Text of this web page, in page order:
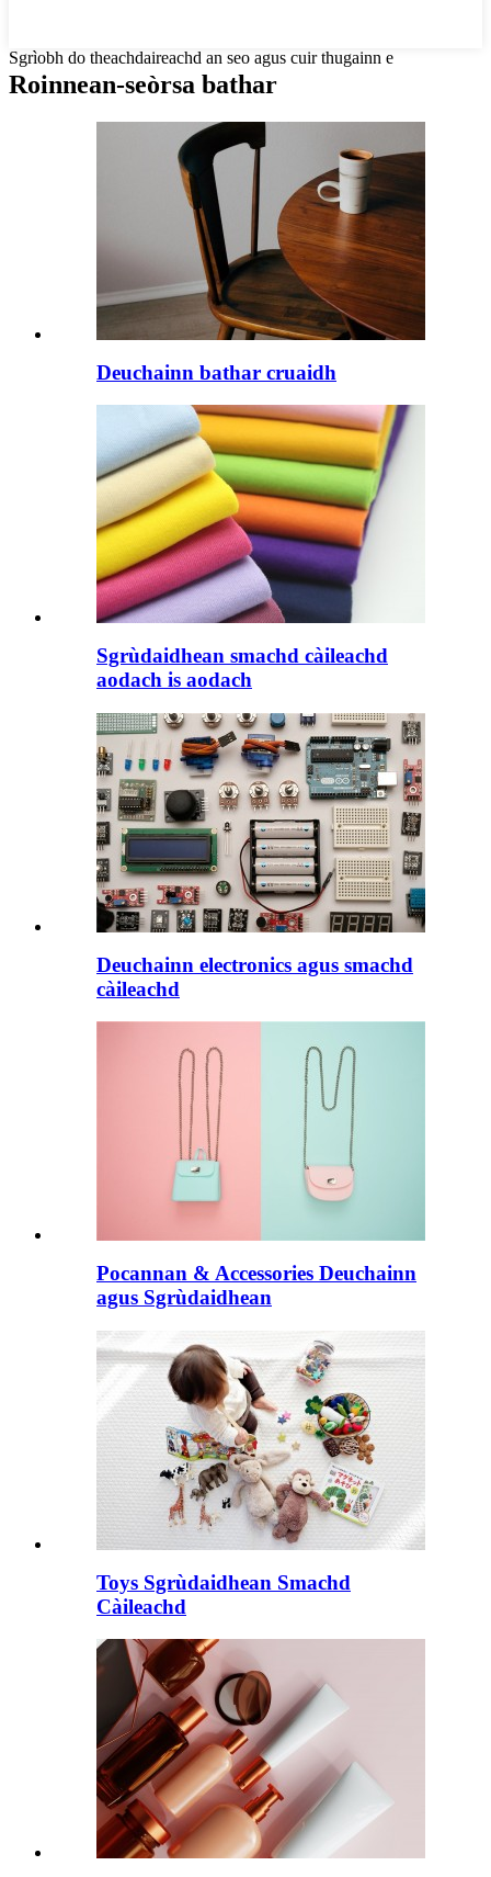
Sgrìobh do theachdaireachd an seo agus cuir thugainn e
Roinnean-seòrsa bathar
Deuchainn bathar cruaidh
Sgrùdaidhean smachd càileachd
aodach is aodach
Deuchainn electronics agus smachd
càileachd
Pocannan & Accessories Deuchainn
agus Sgrùdaidhean
Toys Sgrùdaidhean Smachd
Càileachd